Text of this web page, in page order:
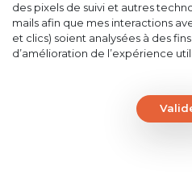
des pixels de suivi et autres
mails afin que mes interactions
et clics) soient analysées à des
d’amélioration de l’expérience